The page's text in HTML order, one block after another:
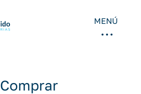
MENÚ
Comprar